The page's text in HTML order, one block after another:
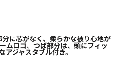
に芯がなく、柔らかな被り心地が
ムロゴ、つば部分は、頭にフィッ
ジャスタブル付き。